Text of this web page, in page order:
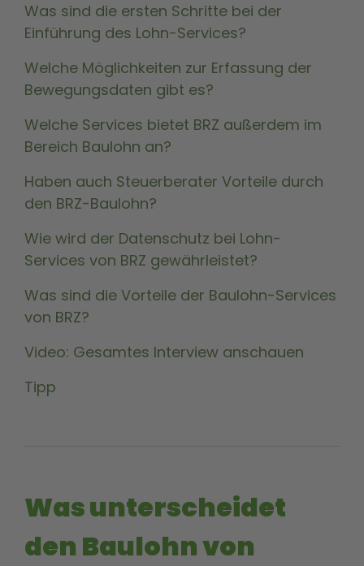
Was sind die ersten Schritte bei der
Einführung des Lohn-Services?
Welche Möglichkeiten zur Erfassung der
Bewegungsdaten gibt es?
Welche Services bietet BRZ außerdem im
Bereich Baulohn an?
Haben auch Steuerberater Vorteile durch
den BRZ-Baulohn?
Wie wird der Datenschutz bei Lohn-
Services von BRZ gewährleistet?
Was sind die Vorteile der Baulohn-Services
von BRZ?
Video: Gesamtes Interview anschauen
Tipp
Was unterscheidet
den Baulohn von